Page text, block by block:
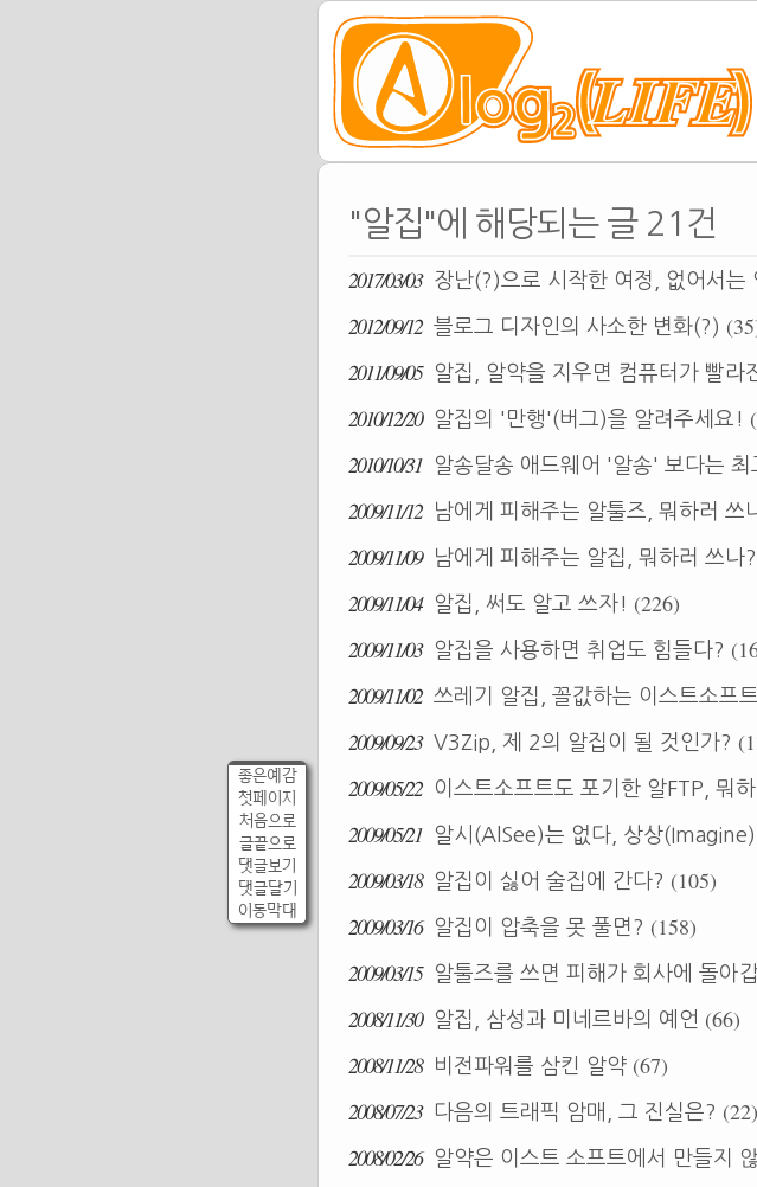
좋은예감
첫페이지
처음으로
글끝으로
댓글보기
댓글달기
이동막대
"알집"에 해당되는 글 21건
2017/03/03 장난(?)으로 시작한 여정, 없어서
2012/09/12 블로그 디자인의 사소한 변화(?)
2011/09/05
알집, 알약을 지우면 컴퓨터가 빨라
2010/12/20
알집의 '만행'(버그)을 알려주세요!
2010/10/31
알송달송 애드웨어 '알송' 보다는 최
2009/11/12
남에게 피해주는 알툴즈, 뭐하러 쓰
2009/11/09
남에게 피해주는 알집, 뭐하러 쓰나?
2009/11/04
알집, 써도 알고 쓰자! (226)
2009/11/03
알집을 사용하면 취업도 힘들다?
2009/11/02 쓰레기 알집, 꼴값하는 이스트소프트
2009/09/23 V3Zip, 제 2의 알집이 될 것인가?
2009/05/22
이스트소프트도 포기한 알FTP, 뭐
2009/05/21
알시(AlSee)는 없다, 상상
2009/03/18
알집이 싫어 술집에 간다? (105)
2009/03/16
알집이 압축을 못 풀면? (158)
2009/03/15
알툴즈를 쓰면 피해가 회사에 돌아
2008/11/30
알집, 삼성과 미네르바의 예언 (66)
2008/11/28
비전파워를 삼킨 알약 (67)
2008/07/23
다음의 트래픽 암매, 그 진실은? (22)
2008/02/26
알약은 이스트 소프트에서 만들지